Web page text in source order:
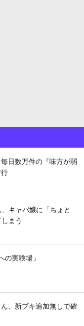
日数万件の『味方が弱
キャバ嬢に「ちょと
まう
の実験場」
ん、新ブキ追加無しで確